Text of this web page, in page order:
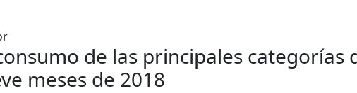
de las principales
meses de 2018